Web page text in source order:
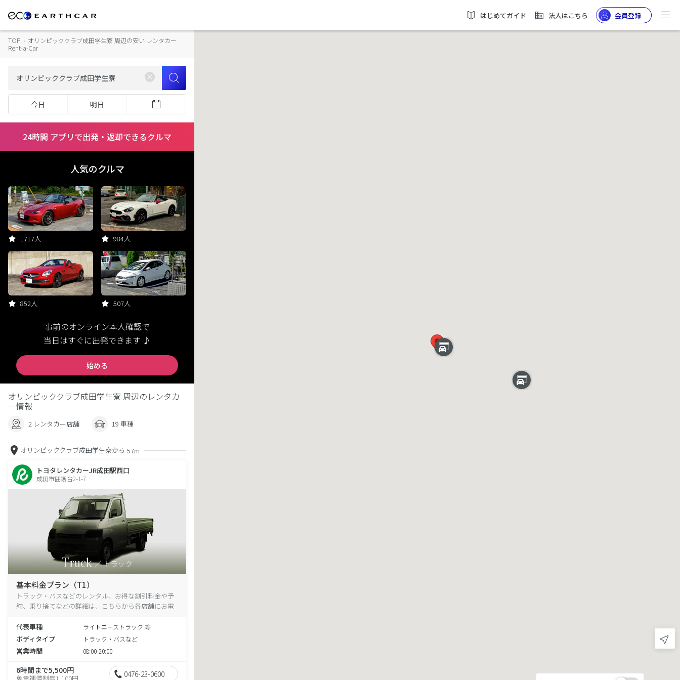
はじめてガイド 法人はこちら 会員登録
TOP › オリンピッククラブ成田学生寮 周辺の安い レンタカー
Rent-a-Car
今日 明日
24時間 アプリで出発・返却できるクルマ
人気のクルマ
1717人 984人
852人 507人
事前のオンライン本人確認で
当日はすぐに出発できます ♪
始める
オリンピッククラブ成田学生寮 周辺のレンタカ
ー情報
2 レンタカー店舗 19 車種
オリンピッククラブ成田学生寮から 57m
トヨタレンタカーJR成田駅西口
成田市囲護台2-1-7
基本料金プラン（T1）
トラック・バスなどのレンタル、お得な割引料金や予
約、乗り捨てなどの詳細は、こちらから各店舗にお電
代表車種
ライトエーストラック 等
ボディタイプ トラック・バスなど
営業時間 08:00-20:00
6時間まで5,500円
免責補償制度1,100円 0476-23-0600